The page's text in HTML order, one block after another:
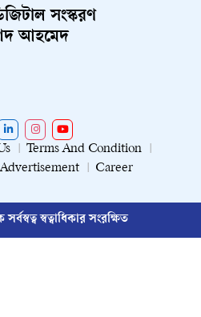
সংস্করণ
আহমেদ
Terms And Condition
Advertisement Career
স্বত্বাধিকার সংরক্ষিত